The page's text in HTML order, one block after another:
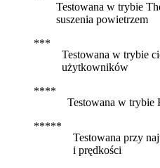
Testowana w trybie
suszenia powietrzem
Testowana w trybie
użytkowników
Testowana w
Testowana przy
i prędkości